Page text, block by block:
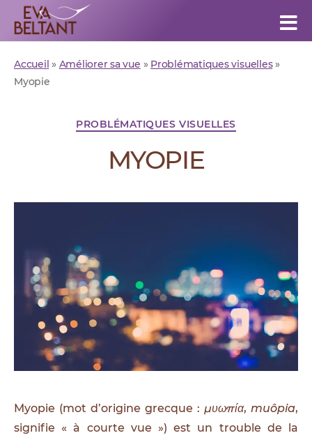
Eva
Accueil » Améliorer sa vue » Problématiques visuelles»
Myopie
Catégories
PROBLÉMATIQUES VISUELLES
MYOPIE
Myopie (mot d’origine grecque : μυωπία, muôpia,
signifie « à courte vue ») est un trouble de la